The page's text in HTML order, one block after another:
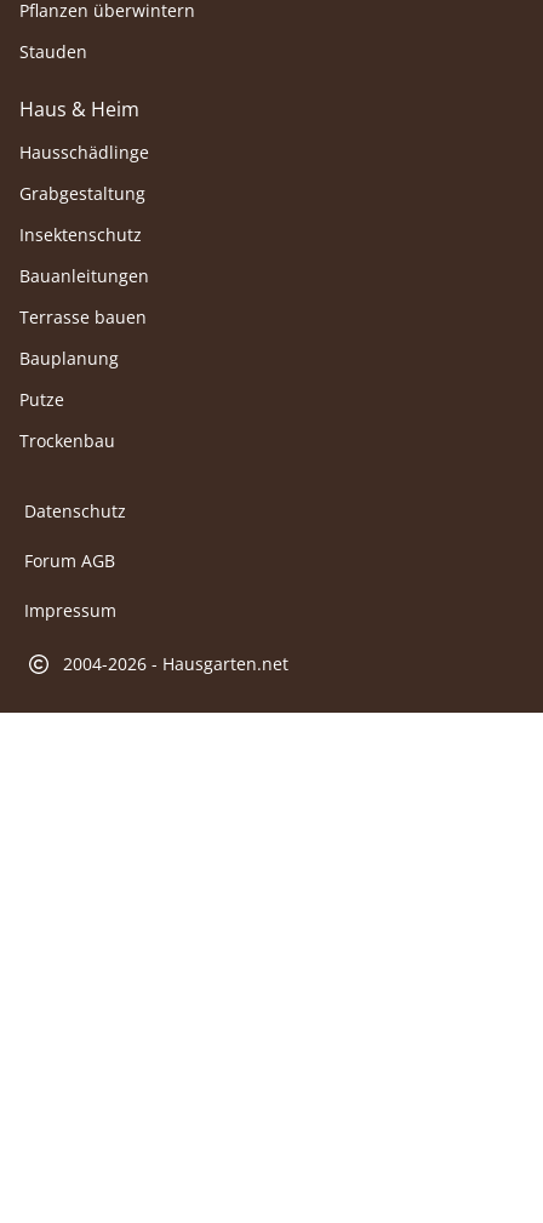
Pflanzen überwintern
Stauden
Haus & Heim
Hausschädlinge
Grabgestaltung
Insektenschutz
Bauanleitungen
Terrasse bauen
Bauplanung
Putze
Trockenbau
Datenschutz
Forum AGB
Impressum
2004-2026 - Hausgarten.net